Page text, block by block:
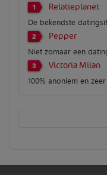
1 Relatieplanet
De bekendste
2 Pepper
Niet zomaar een
3 Victoria Milan
100% anoniem en